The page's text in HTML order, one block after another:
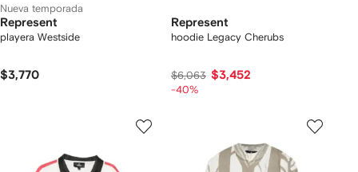
Nueva temporada
Represent
playera Westside
$3,770
Represent
hoodie Legacy Cherubs
$6,063 $3,452
-40%